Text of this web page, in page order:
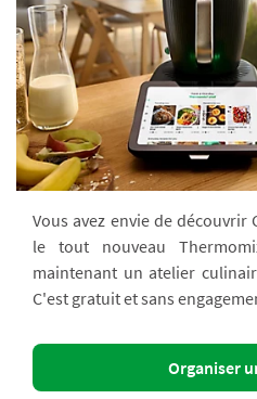
Vous avez envie de
le tout nouveau
maintenant un atelier
C'est gratuit et sans
Organiser